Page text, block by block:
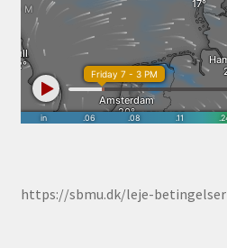
https://sbmu.dk/leje-betingelser